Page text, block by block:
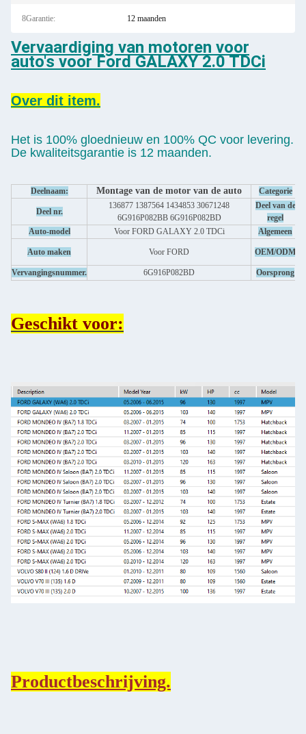
8Garantie: 12 maanden
Vervaardiging van motoren voor
auto's voor Ford GALAXY 2.0 TDCi
Over dit item.
Het is 100% gloednieuw en 100% QC voor levering.
De kwaliteitsgarantie is 12 maanden.
Deelnaam: Montage van de motor van de auto Categorie
Deel nr.
136877 1387564 1434853 30671248
6G916P082BB 6G916P082BD
Deel van de
regel
Auto-model Voor FORD GALAXY 2.0 TDCi Algemeen
Auto maken Voor FORD OEM/ODM
Vervangingsnummer. 6G916P082BD Oorsprong
Geschikt voor:
Productbeschrijving.